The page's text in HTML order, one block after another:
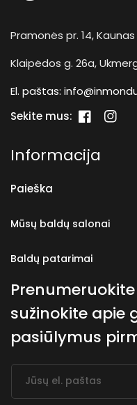
Pramonės pr. 14, Kaunas
Klaipėdos g. 26a,
El. paštas:
Sekite mus:
Informacija
Paieška
Mūsų baldų salonai
Baldų patarimai
sužinokite apie
pasiūlymus
Jūsų el. paštas